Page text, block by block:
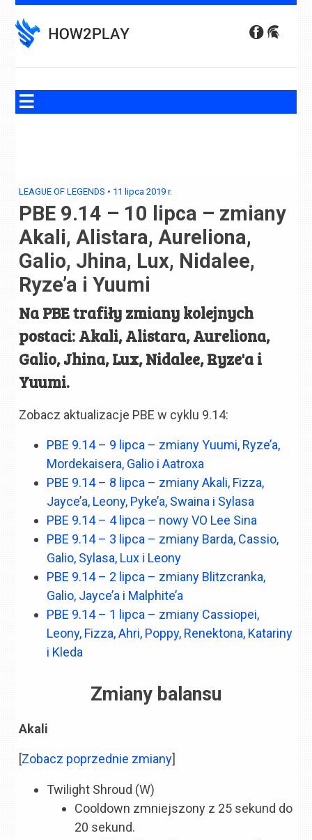
to
content
LEAGUE OF LEGENDS • 11 lipca 2019 r.
PBE 9.14 – 10 lipca – zmiany
Akali, Alistara, Aureliona,
Galio, Jhina, Lux, Nidalee,
Ryze’a i Yuumi
Na PBE trafiły zmiany kolejnych
postaci: Akali, Alistara, Aureliona,
Galio, Jhina, Lux, Nidalee, Ryze'a i
Yuumi.
Zobacz aktualizacje PBE w cyklu 9.14:
PBE 9.14 – 9 lipca – zmiany Yuumi, Ryze’a,
Mordekaisera, Galio i Aatroxa
PBE 9.14 – 8 lipca – zmiany Akali, Fizza,
Jayce’a, Leony, Pyke’a, Swaina i Sylasa
PBE 9.14 – 4 lipca – nowy VO Lee Sina
PBE 9.14 – 3 lipca – zmiany Barda, Cassio,
Galio, Sylasa, Lux i Leony
PBE 9.14 – 2 lipca – zmiany Blitzcranka,
Galio, Jayce’a i Malphite’a
PBE 9.14 – 1 lipca – zmiany Cassiopei,
Leony, Fizza, Ahri, Poppy, Renektona, Katariny
i Kleda
Zmiany balansu
Akali
[Zobacz poprzednie zmiany]
Twilight Shroud (W)
Cooldown zmniejszony z 25 sekund do
20 sekund.